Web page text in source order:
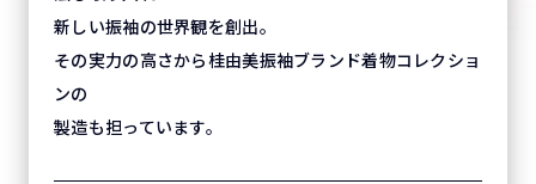
新しい振袖の世界観を創出。
その実力の高さから桂由美振袖ブランド着物コレクショ
ンの
製造も担っています。